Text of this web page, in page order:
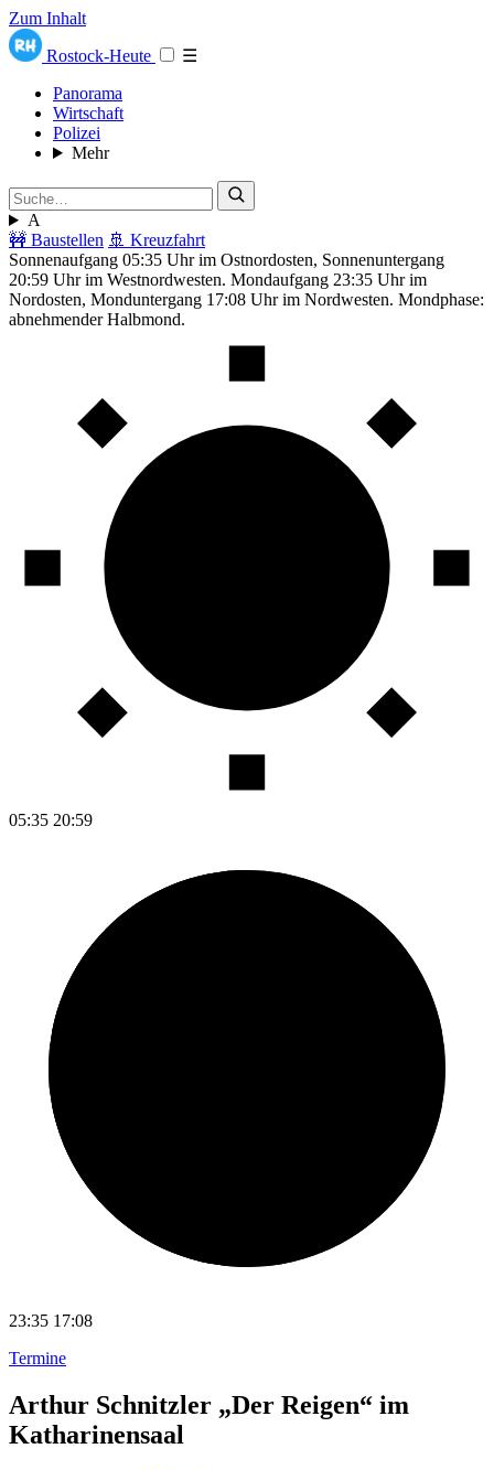
Zum Inhalt
Rostock-Heute
☰
Panorama
Wirtschaft
Polizei
Mehr
A
🚧 Baustellen 🚢 Kreuzfahrt
Sonnenaufgang 05:35 Uhr im Ostnordosten, Sonnenuntergang
20:59 Uhr im Westnordwesten. Mondaufgang 23:35 Uhr im
Nordosten, Monduntergang 17:08 Uhr im Nordwesten. Mondphase:
abnehmender Halbmond.
05:35 20:59
23:35 17:08
Termine
Arthur Schnitzler „Der Reigen“ im
Katharinensaal